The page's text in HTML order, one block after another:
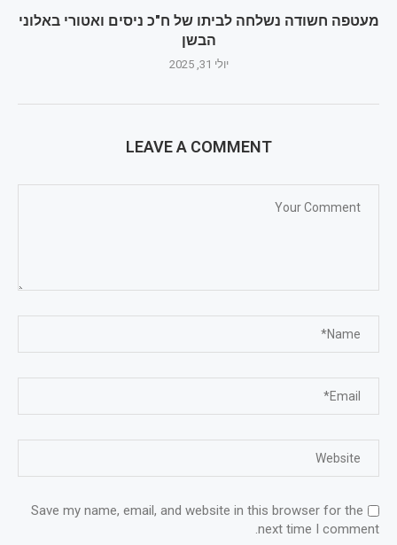
מעטפה חשודה נשלחה לביתו של ח"כ ניסים ואטורי באלוני
הבשן
יולי 31, 2025
LEAVE A COMMENT
Save my name, email, and website in this browser for the
next time I comment.